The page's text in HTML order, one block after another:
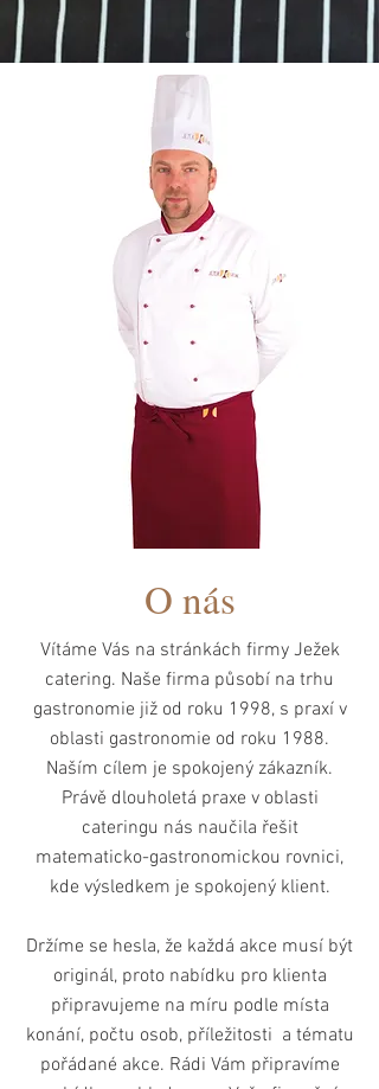
O nás
Vítáme Vás na stránkách firmy Ježek
catering. Naše firma působí na trhu
gastronomie již od roku 1998, s praxí v
oblasti gastronomie od roku 1988.
Naším cílem je spokojený zákazník.
Právě dlouholetá praxe v oblasti
cateringu nás naučila řešit
matematicko-gastronomickou rovnici,
kde výsledkem je spokojený klient.
Držíme se hesla, že každá akce musí být
originál, proto nabídku pro klienta
připravujeme na míru podle místa
konání, počtu osob, příležitosti a tématu
pořádané akce. Rádi Vám připravíme